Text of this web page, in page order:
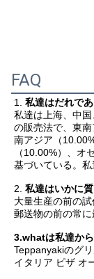
FAQ
1. 私達はだれであ
私達は上海、中
の販売法で、東
南アジア（
（10.00%）、オ
基づいている。私
2. 私達はいかに
大量生産の前の
郵送物の前の常
3.whatは私達から
Teppanyakiのグ
イタリア ピザ オ